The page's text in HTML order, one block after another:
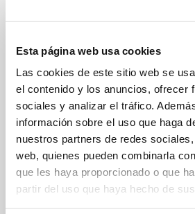
Esta página web usa cookies
Las cookies de este sitio web se
el contenido y los anuncios, ofrecer
sociales y analizar el tráfico.
información sobre el uso que haga
nuestros partners de redes
web, quienes pueden combinarla
que les haya proporcionado o que
partir del uso que haya hecho de